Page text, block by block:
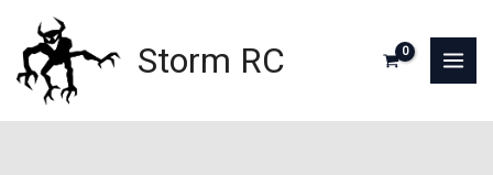
contenu
Storm RC